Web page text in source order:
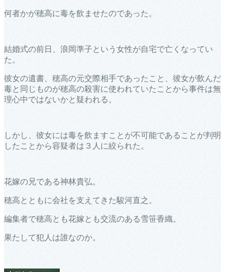
何者かが穂高に毒を飲ませたのであった。
結婚式の前日、浪岡準子という女性が自宅で亡くなってい
た。
彼女の遺書、穂高の元交際相手であったこと、彼女が飲んだ
毒と同じものが穂高の殺害に使われていたことから事件は無
理心中ではないかと疑われる。
しかし、彼女には毒を飲ますことが不可能であることが判明
したことから容疑者は３人に絞られた。
花嫁の兄である神林貴弘。
穂高とともに会社を支えてきた駿河直之。
編集者で穂高とも花嫁とも交流のある雪笹香織。
果たして犯人は誰なのか。